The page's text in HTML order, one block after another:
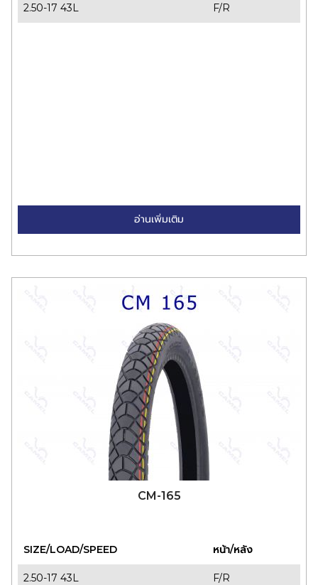
2.50-17 43L
F/R
อ่านเพิ่มเติม
CM-165
SIZE/LOAD/SPEED
หน้า/หลัง
2.50-17 43L
F/R